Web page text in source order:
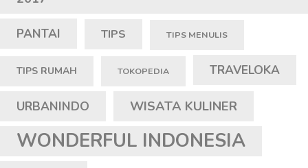
PANTAI TIPS TIPS MENULIS
TIPS RUMAH TOKOPEDIA TRAVELOKA
URBANINDO WISATA KULINER
WONDERFUL INDONESIA